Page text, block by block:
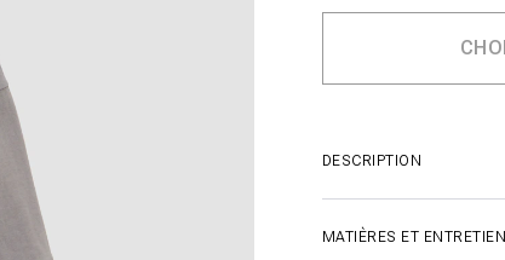
DESCRIPTION
MATIÈRES ET ENTRETIEN